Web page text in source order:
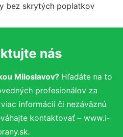
bez skrytých poplatkov
nás
Miloslavov? Hľadáte na to
profesionálov za
informácií či nezáväznú
kontaktovať – www.i-